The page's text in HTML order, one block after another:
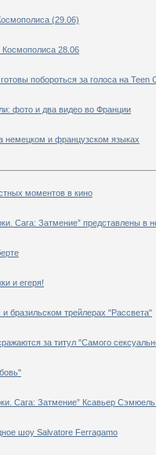
(29.06)
28.06
побороться за голоса на Teen
фото и два видео во Франции
немецком и французском языках
моментов в кино
Сага: Затмение” представлены в
и егеря!
бразильском трейлерах "Рассвета"
за титул "Самого
Сага: Затмение” Ксавьер
шоу Salvatore Ferragamo